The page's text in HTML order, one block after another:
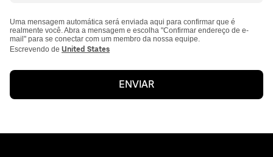
Uma mensagem automática será enviada aqui para confirmar que é
realmente você. Abra a mensagem e escolha "Confirmar endereço de e-
mail" para se conectar com um membro da nossa equipe.
Escrevendo de United States
ENVIAR